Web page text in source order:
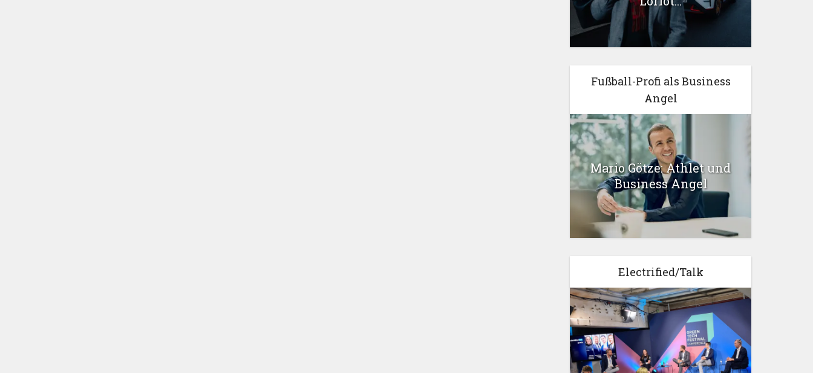
Fußball-Profi als Business
Angel
Mario Götze: Athlet und
Business Angel
Electrified/Talk